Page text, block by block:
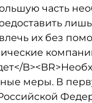
часть
их без
меры. В